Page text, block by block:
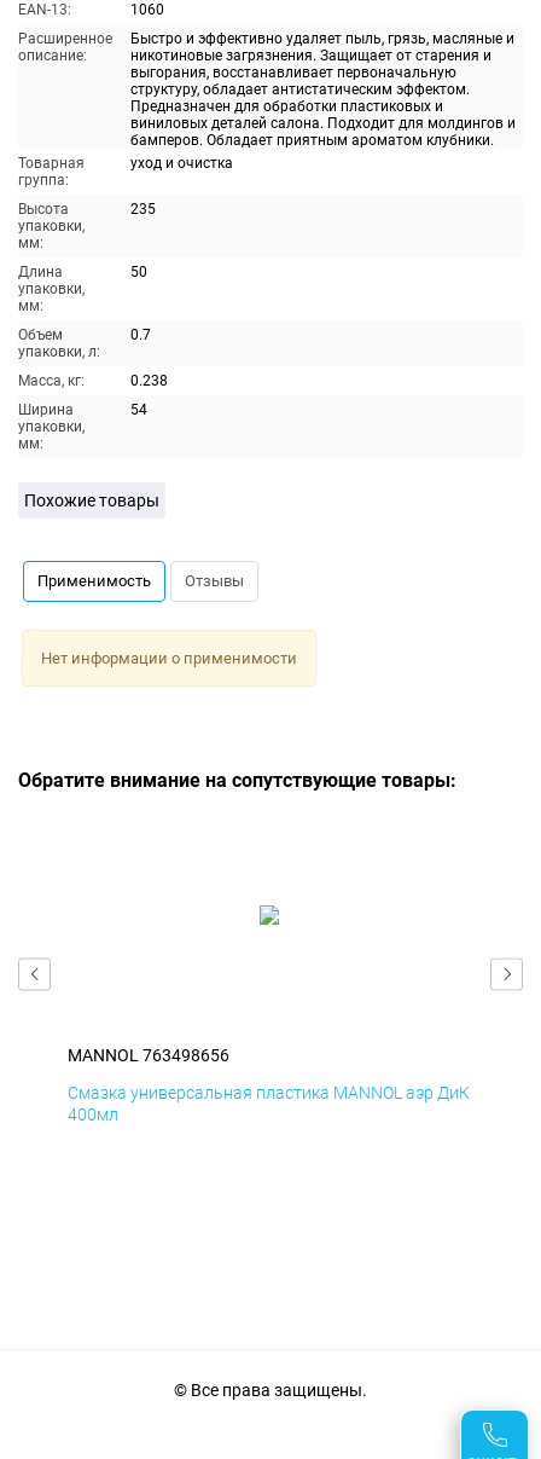
EAN-13:
1060
Расширенное
описание:
Быстро и эффективно удаляет пыль, грязь, масляные и
никотиновые загрязнения. Защищает от старения и
выгорания, восстанавливает первоначальную
структуру, обладает антистатическим эффектом.
Предназначен для обработки пластиковых и
виниловых деталей салона. Подходит для молдингов и
бамперов. Обладает приятным ароматом клубники.
Товарная
группа:
уход и очистка
Высота
упаковки,
мм:
235
Длина
упаковки,
мм:
50
Объем
упаковки, л:
0.7
Масса, кг:
0.238
Ширина
упаковки,
мм:
54
Похожие товары
Применимость Отзывы
Нет информации о применимости
Обратите внимание на сопутствующие товары:
MANNOL 763498656
Смазка универсальная пластика MANNOL аэр ДиК
400мл
© Все права защищены.